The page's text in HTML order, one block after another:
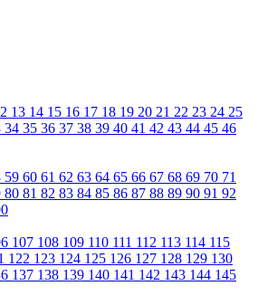
13 14 15 16 17 18 19 20 21 22 23 24 25
34 35 36 37 38 39 40 41 42 43 44 45 46
59 60 61 62 63 64 65 66 67 68 69 70 71
80 81 82 83 84 85 86 87 88 89 90 91 92
107 108 109 110 111 112 113 114 115
122 123 124 125 126 127 128 129 130
137 138 139 140 141 142 143 144 145